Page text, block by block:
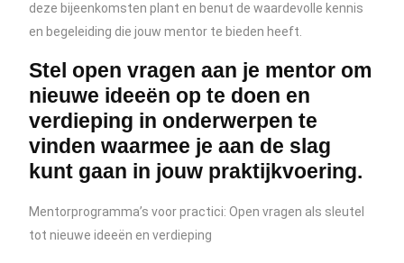
deze bijeenkomsten plant en benut de waardevolle kennis
en begeleiding die jouw mentor te bieden heeft.
Stel open vragen aan je mentor om
nieuwe ideeën op te doen en
verdieping in onderwerpen te
vinden waarmee je aan de slag
kunt gaan in jouw praktijkvoering.
Mentorprogramma’s voor practici: Open vragen als sleutel
tot nieuwe ideeën en verdieping